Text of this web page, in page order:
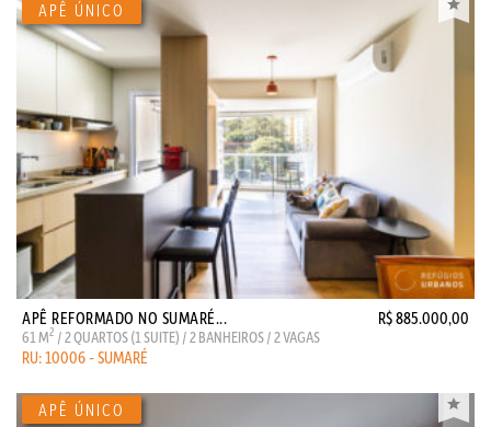
APÊ REFORMADO NO SUMARÉ... R$ 885.000,00
61 M2 / 2 QUARTOS (1 SUITE) / 2 BANHEIROS / 2 VAGAS
RU: 10006 - SUMARÉ